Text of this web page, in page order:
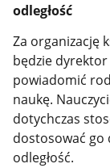
odległość
Za organizację
będzie dyrektor
powiadomić
naukę.
dotychczas
dostosować go
odległość.